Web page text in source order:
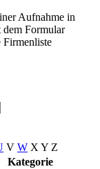
Aufnahme in
dem Formular
Firmenliste
V W XY Z
Kategorie